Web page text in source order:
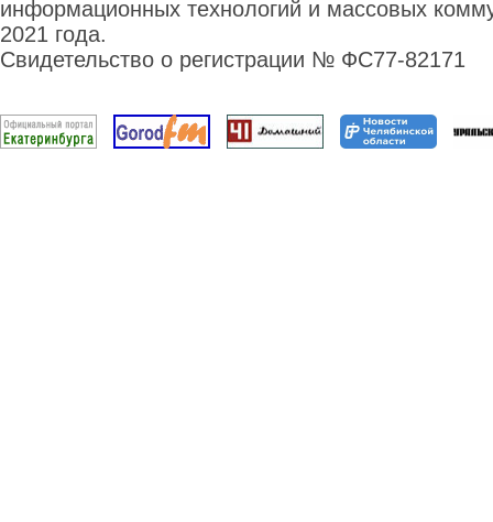
информационных технологий и массовых
2021 года.
Свидетельство о регистрации № ФС77-82171